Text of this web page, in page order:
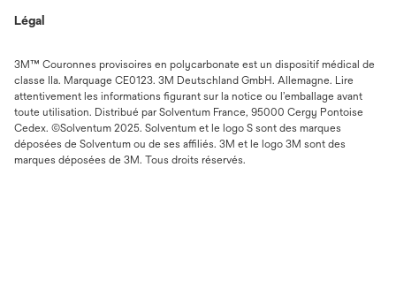
Légal
3M™ Couronnes provisoires en polycarbonate est un dispositif médical de
classe IIa. Marquage CE0123. 3M Deutschland GmbH. Allemagne. Lire
attentivement les informations figurant sur la notice ou l’emballage avant
toute utilisation. Distribué par Solventum France, 95000 Cergy Pontoise
Cedex. ©Solventum 2025. Solventum et le logo S sont des marques
déposées de Solventum ou de ses affiliés. 3M et le logo 3M sont des
marques déposées de 3M. Tous droits réservés.